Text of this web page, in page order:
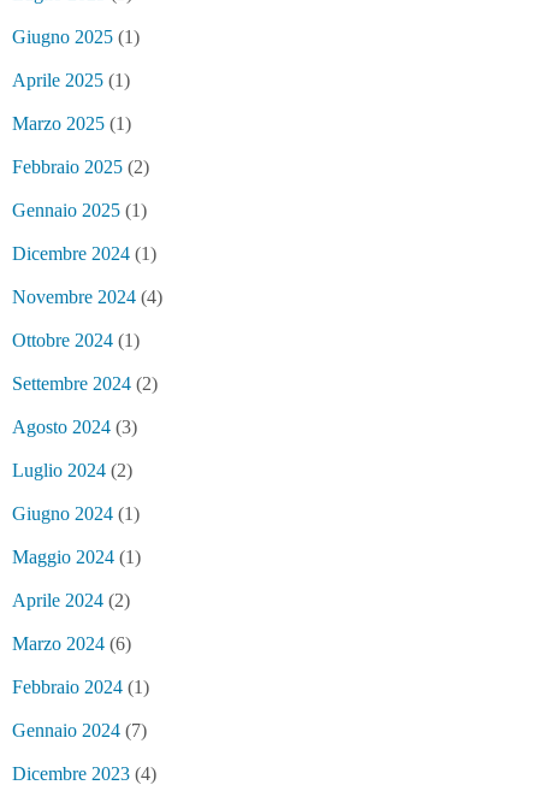
Giugno 2025 (1)
Aprile 2025 (1)
Marzo 2025 (1)
Febbraio 2025 (2)
Gennaio 2025 (1)
Dicembre 2024 (1)
Novembre 2024 (4)
Ottobre 2024 (1)
Settembre 2024 (2)
Agosto 2024 (3)
Luglio 2024 (2)
Giugno 2024 (1)
Maggio 2024 (1)
Aprile 2024 (2)
Marzo 2024 (6)
Febbraio 2024 (1)
Gennaio 2024 (7)
Dicembre 2023 (4)